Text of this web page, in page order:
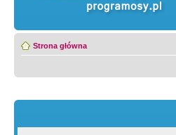
Strona główna